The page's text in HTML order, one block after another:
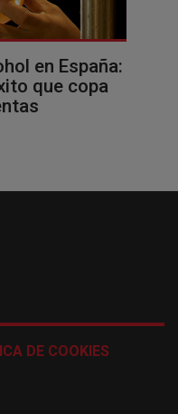
en España:
que copa
DE COOKIES